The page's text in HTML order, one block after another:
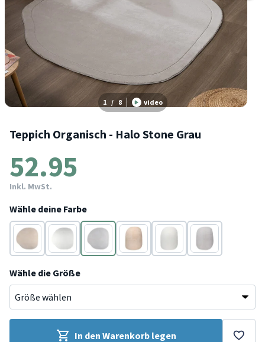
1 / 8 video
Teppich Organisch - Halo Stone Grau
52.95
Inkl. MwSt.
Wähle deine Farbe
Beige Creme Grau Beige Creme
Grau
Wähle die Größe
In den Warenkorb legen